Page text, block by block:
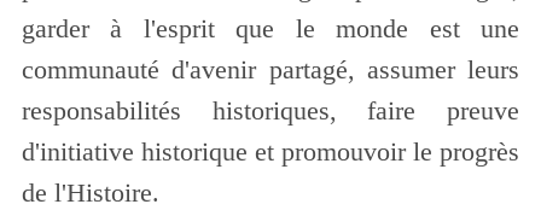
garder à l'esprit que le monde est une
communauté d'avenir partagé, assumer leurs
responsabilités historiques, faire preuve
d'initiative historique et promouvoir le progrès
de l'Histoire.